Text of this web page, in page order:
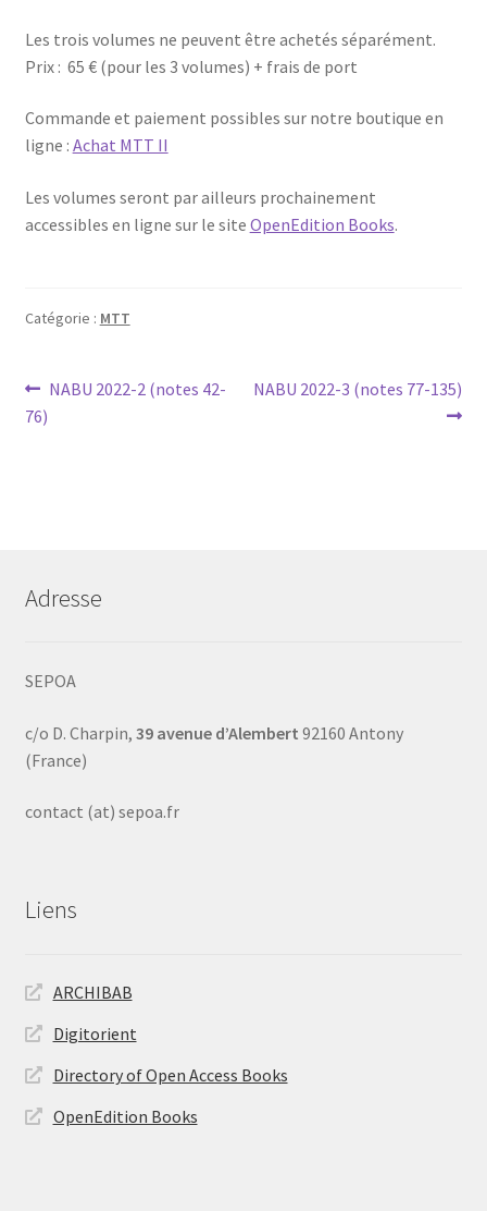
Les trois volumes ne peuvent être achetés séparément.
Prix : 65 € (pour les 3 volumes) + frais de port
Commande et paiement possibles sur notre boutique en
ligne : Achat MTT II
Les volumes seront par ailleurs prochainement
accessibles en ligne sur le site OpenEdition Books.
Catégorie : MTT
Navigation
de
Article
NABU 2022-2 (notes 42-
76)
Article
NABU 2022-3 (notes 77-135)
Adresse
SEPOA
c/o D. Charpin, 39 avenue d’Alembert 92160 Antony
(France)
contact (at) sepoa.fr
Liens
ARCHIBAB
Digitorient
Directory of Open Access Books
OpenEdition Books